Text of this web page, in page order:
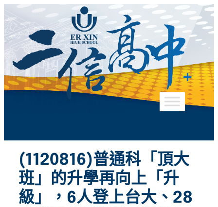
至
主
容
(1120816)普通科「頂大
班」的升學再向上「升
級」，6人登上台大、28